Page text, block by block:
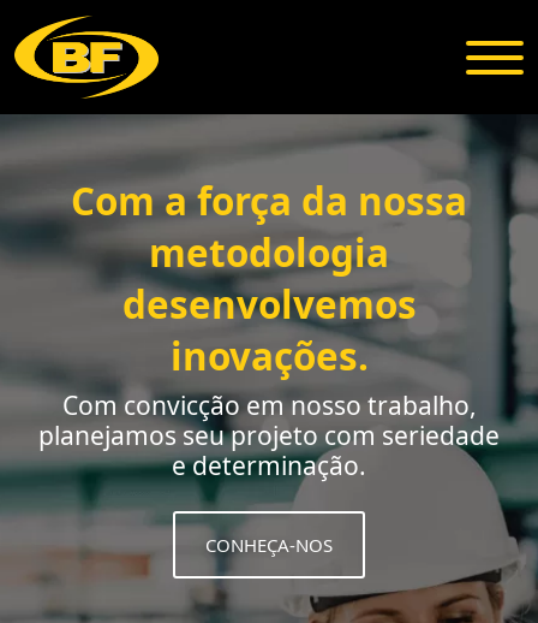
Com a força da nossa
metodologia
desenvolvemos
inovações.
Com convicção em nosso trabalho,
planejamos seuprojeto com seriedade
e determinação.
CONHEÇA-NOS